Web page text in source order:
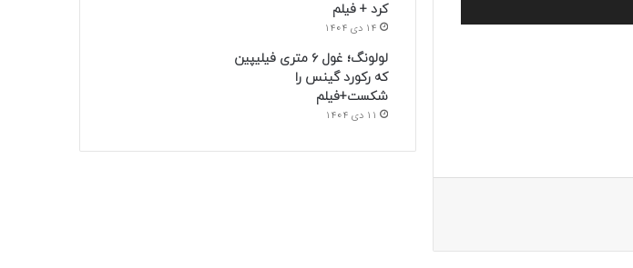
کرد + فیلم
14 دی 1404
لولونگ؛ غول ۶ متری فیلیپین
که رکورد گینس را
شکست+فیلم
11 دی 1404